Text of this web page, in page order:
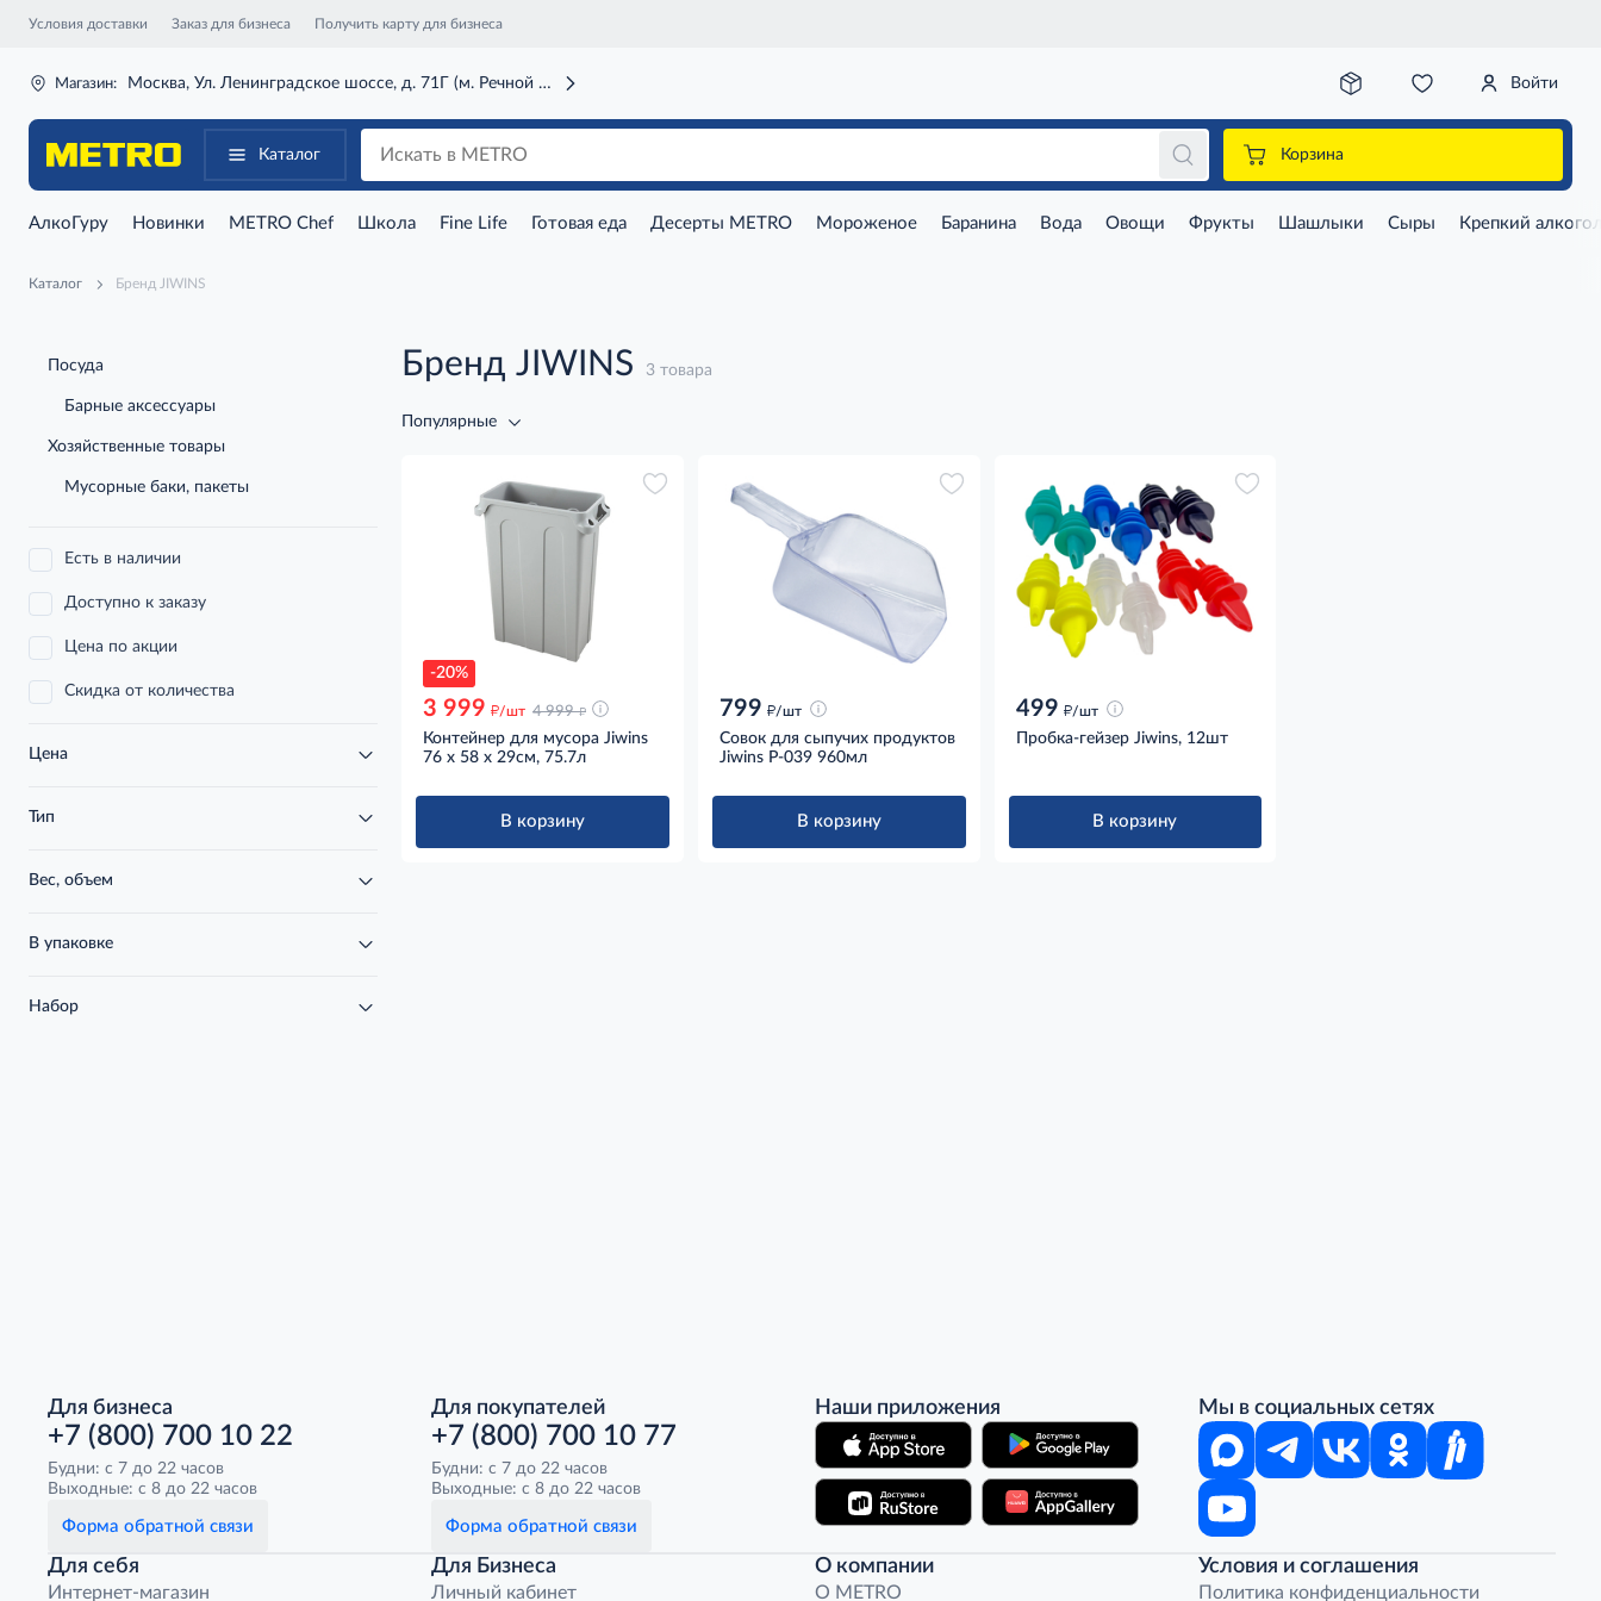
Условия доставки Заказ для бизнеса Получить карту для бизнеса
Магазин: Москва, Ул. Ленинградское шоссе, д. 71Г (м. Речной вокзал) Войти
Каталог Корзина
АлкоГуру Новинки METRO Chef Школа Fine Life Готовая еда Десерты METRO Мороженое Баранина Вода Овощи Фрукты Шашлыки Сыры Крепкий
Каталог Бренд JIWINS
Посуда
Барные аксессуары
Хозяйственные товары
Мусорные баки, пакеты
Есть в наличии
Доступно к заказу
Цена по акции
Скидка от количества
Цена
Тип
Вес, объем
В упаковке
Набор
Бренд JIWINS 3 товара
Популярные
-20%
3 999 д/шт 4 999 д
Контейнер для мусора Jiwins
76 x 58 x 29см, 75.7л
В корзину
799 д/шт
Совок для сыпучих продуктов
Jiwins P-039 960мл
В корзину
499 д/шт
Пробка-гейзер Jiwins, 12шт
В корзину
Для бизнеса
+7 (800) 700 10 22
Будни: с 7 до 22 часов
Выходные: с 8 до 22 часов
Форма обратной связи
Для покупателей
+7 (800) 700 10 77
Будни: с 7 до 22 часов
Выходные: с 8 до 22 часов
Форма обратной связи
Наши приложения Мы в социальных сетях
Для себя
Интернет-магазин
Для Бизнеса
Личный кабинет
О компании
O METRO
Условия и соглашения
Политика конфиденциальности